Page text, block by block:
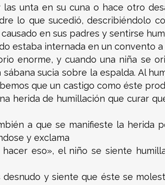
unta en su cuna o hace otro
lo que sucedió, describiéndolo
en sus padres y sentirse
estaba internada en un convento a
enorme, y cuando una niña se
sucia sobre la espalda. Al
que un castigo como éste
herida de humillación que curar
a que se manifieste la herida
y exclama
eso», el niño se siente
y siente que éste se